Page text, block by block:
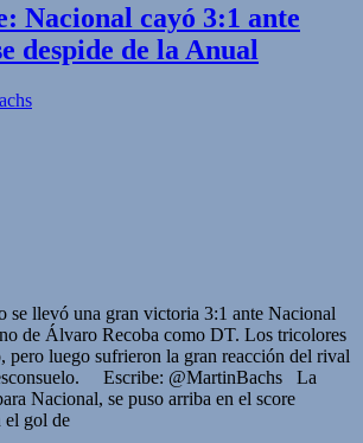
Nacional cayó 3:1 ante
despide de la Anual
se llevó una gran victoria 3:1 ante Nacional
de Álvaro Recoba como DT. Los tricolores
pero luego sufrieron la gran reacción del rival
Escribe: @MartinBachs La
Nacional, se puso arriba en el score
el gol de